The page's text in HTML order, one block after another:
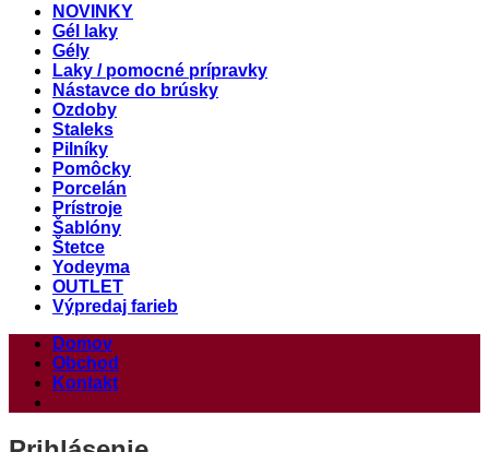
NOVINKY
Gél laky
Gély
Laky / pomocné prípravky
Nástavce do brúsky
Ozdoby
Staleks
Pilníky
Pomôcky
Porcelán
Prístroje
Šablóny
Štetce
Yodeyma
OUTLET
Výpredaj farieb
Domov
Obchod
Kontakt